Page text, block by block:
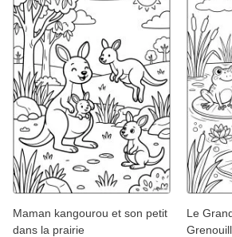
Maman kangourou et son petit
dans la prairie
Le